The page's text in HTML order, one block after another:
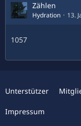
Zählen
Hydration 13.
1057
Unterstützer
Impressum